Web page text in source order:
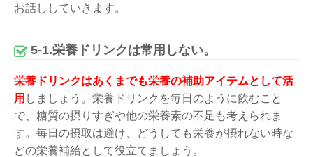
お話ししていきます。
5-1.栄養ドリンクは常用しない。
栄養ドリンクはあくまでも栄養の補助アイテムとして活
用 しましょう。栄養ドリンクを毎日のように飲むこと
で、糖質の摂りすぎや他の栄養素の不足も考えられま
す。毎日の摂取は避け、どうしても栄養が摂れない時な
どの栄養補給として役立てましょう。